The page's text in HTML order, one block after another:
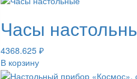
Часы
4368.625 ₽
В корзину